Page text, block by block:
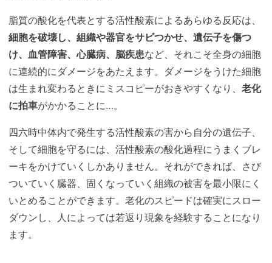
脂質の酸化を代表とする活性酸素によるあらゆる反応は、
細胞を破壊し、組織や器官をサビつかせ、遺伝子を傷つ
け、血管障害、心臓病、脳疾患など、それこそ全身の細胞
に連続的にダメージをあたえます。ダメージをうけた細胞
は生まれ変わるときにミスコピーがおきやすくなり、 老化
に拍車がかかることに…。
四六時中体内で発生する活性酸素の害から自分の遺伝子、
そして細胞を守るには、活性酸素の酸化過程にうまくブレ
ーキをかけていくしかありません。それができれば、さび
ついていく臓器、固くなっていく組織の被害を最小限にく
いとめることができます。老化のスピードは確実にスロー
ダウンし、人によっては若返り現象を経験することになり
ます。